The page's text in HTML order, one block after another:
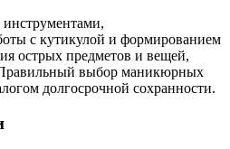
с кутикулой и формированием
острых предметов и вещей,
выбор маникюрных
долгосрочной сохранности.